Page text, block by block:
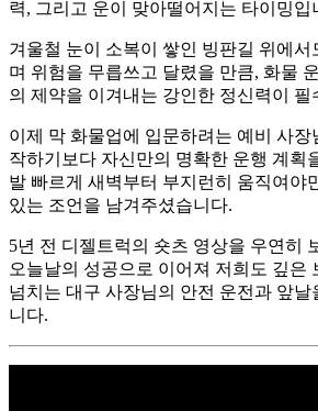
력, 그리고 운이 맞아떨어지는 타이밍입
겨울철 눈이 소복이 쌓인 빙판길 위에
며 위험을 무릅쓰고 달렸을 만큼, 화물
의 제약을 이겨내는 강인한 정신력이 필
이제 막 화물업에 입문하려는 예비 사장
작하기보다 자신만의 명확한 운행 계획
발 빠르게 새벽부터 부지런히 움직여야
있는 조언을 남겨주셨습니다.
5년 전 디젤트럭의 숏츠 영상을 우연히
오늘날의 성공으로 이어져 저희도 깊은
넘치는 대구 사장님의 안전 운전과 앞
니다.